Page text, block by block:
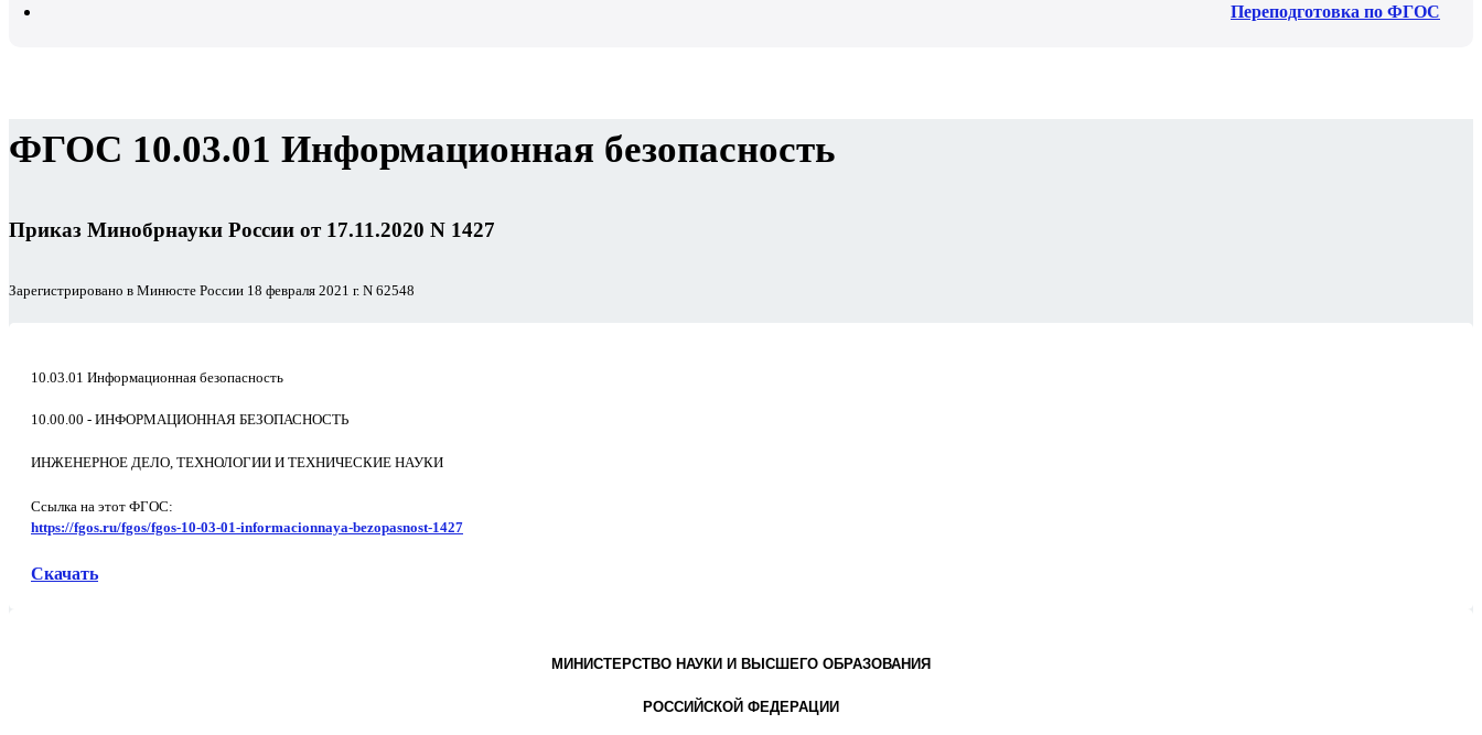
Переподготовка по ФГОС
ФГОС 10.03.01 Информационная безопасность
Приказ Минобрнауки России от 17.11.2020 N 1427
Зарегистрировано в Минюсте России 18 февраля 2021 г. N 62548
10.03.01 Информационная безопасность
10.00.00 - ИНФОРМАЦИОННАЯ БЕЗОПАСНОСТЬ
ИНЖЕНЕРНОЕ ДЕЛО, ТЕХНОЛОГИИ И ТЕХНИЧЕСКИЕ НАУКИ
Ссылка на этот ФГОС:
https://fgos.ru/fgos/fgos-10-03-01-informacionnaya-bezopasnost-1427
Скачать
МИНИСТЕРСТВО НАУКИ И ВЫСШЕГО ОБРАЗОВАНИЯ
РОССИЙСКОЙ ФЕДЕРАЦИИ